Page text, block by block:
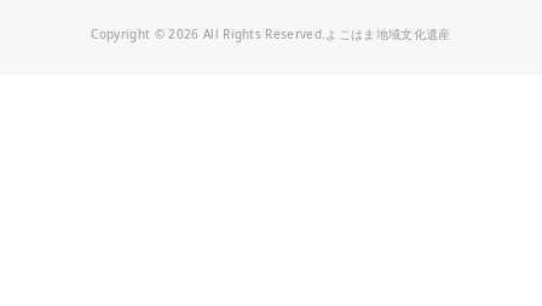
Copyright © 2026 All Rights Reserved.よこはま地域文化遺産